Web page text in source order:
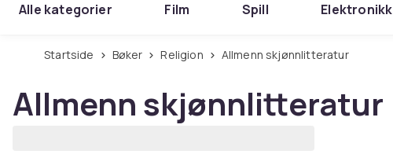
Alle kategorier Film Spill Elektronikk
Startside Bøker Religion Allmenn skjønnlitteratur
Allmenn skjønnlitteratur